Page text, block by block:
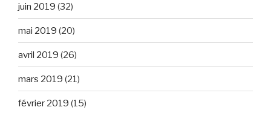
juin 2019 (32)
mai 2019 (20)
avril 2019 (26)
mars 2019 (21)
février 2019 (15)